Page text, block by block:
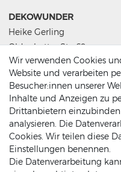
DEKOWUNDER
Heike Gerling
Oldenkotter Str. 69
48691 Vreden
Germany
(0049) 2564 / 950 90 00
info@dekowunder.de
ZAHLUNGSARTEN
Wir verwenden Cookies
Website und verarbeiten
Besucher:innen unserer
Inhalte und Anzeigen zu
Drittanbietern
analysieren. Die
Cookies. Wir teilen diese
Einstellungen benennen.
Die Datenverarbeitung